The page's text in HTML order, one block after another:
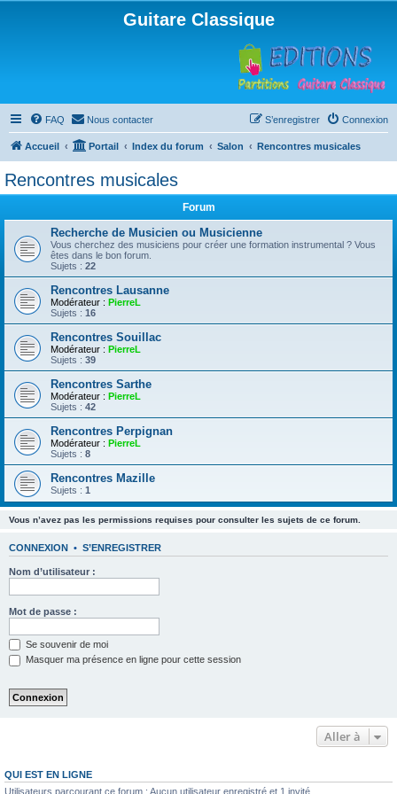
Guitare Classique
FAQ Nous contacter Connexion
S’enregistrer
Accueil Portail Index du forum Salon Rencontres musicales
Rencontres musicales
Forum
Recherche de Musicien ou Musicienne
Vous cherchez des musiciens pour créer une formation instrumental ? Vous
êtes dans le bon forum.
Sujets : 22
Rencontres Lausanne
Modérateur : PierreL
Sujets : 16
Rencontres Souillac
Modérateur : PierreL
Sujets : 39
Rencontres Sarthe
Modérateur : PierreL
Sujets : 42
Rencontres Perpignan
Modérateur : PierreL
Sujets : 8
Rencontres Mazille
Sujets : 1
Vous n’avez pas les permissions requises pour consulter les sujets de ce forum.
CONNEXION • S’ENREGISTRER
Nom d’utilisateur :
Mot de passe :
Se souvenir de moi
Masquer ma présence en ligne pour cette session
Aller à
QUI EST EN LIGNE
Utilisateurs parcourant ce forum : Aucun utilisateur enregistré et 1 invité